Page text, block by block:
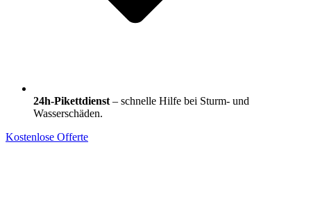
24h-Pikettdienst – schnelle Hilfe bei Sturm- und
Wasserschäden.
Kostenlose Offerte